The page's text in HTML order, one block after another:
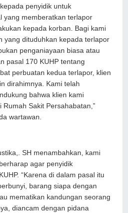
penyidik untuk
yang memberatkan terlapor
kepada korban. Bagi kami
yang dituduhkan kepada terlapor
penganiayaan biasa atau
pasal 170 KUHP tentang
perbuatan kedua terlapor, klien
dirahimnya. Kami telah
bahwa klien kami
Sakit Persahabatan,”
wartawan.
SH menambahkan, kami
agar penyidik
“Karena di dalam pasal itu
barang siapa dengan
mematikan kandungan seorang
diancam dengan pidana